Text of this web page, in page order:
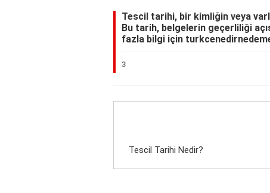
Tescil tarihi, bir kimliğin veya
Bu tarih, belgelerin geçerliliği
fazla bilgi için
3
Tescil Tarihi Nedir?